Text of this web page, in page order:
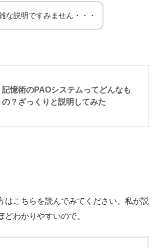
な説明ですみません・・・
記憶術のPAOシステムってどんなも
の？ざっくりと説明してみた
はこちらを読んでみてください。私が説
どわかりやすいので。